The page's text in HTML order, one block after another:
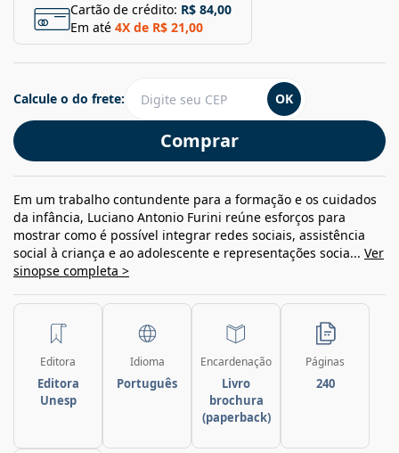
Cartão de crédito: R$ 84,00
Em até 4X de R$ 21,00
Comprar
Calcule o do frete: OK
Em um trabalho contundente para a formação e os cuidados
da infância, Luciano Antonio Furini reúne esforços para
mostrar como é possível integrar redes sociais, assistência
social à criança e ao adolescente e representações socia... Ver
sinopse completa >
Editora
Editora
Unesp
Idioma
Português
Encardenação
Livro
brochura
(paperback)
Páginas
240